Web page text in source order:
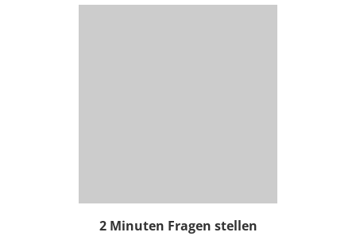
2 Minuten Fragen stellen